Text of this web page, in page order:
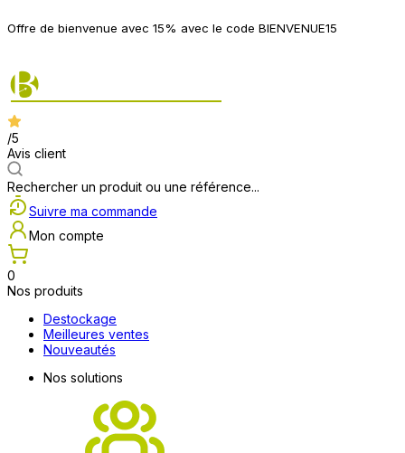
Offre de bienvenue avec 15% avec le code BIENVENUE15
/5
Avis client
Rechercher un produit ou une référence...
Suivre ma commande
Mon compte
0
Nos produits
Destockage
Meilleures ventes
Nouveautés
Nos solutions